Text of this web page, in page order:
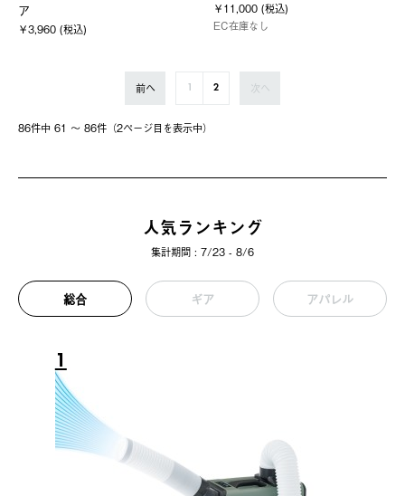
ア
￥3,960 (税込)
￥11,000 (税込)
EC在庫なし
86件中 61 〜 86件（2ページ⽬を表⽰中）
前へ 2 次へ
人気ランキング
集計期間 : 7/23 - 8/6
総合 ギア アパレル
1